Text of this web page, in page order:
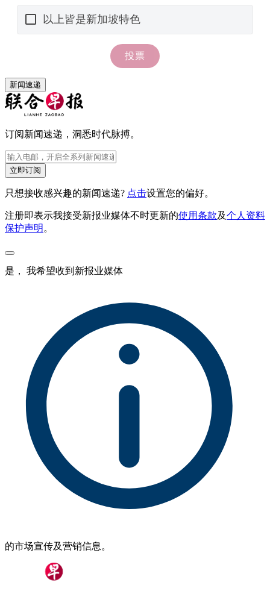
新闻速递
订阅新闻速递，洞悉时代脉搏。
立即订阅
只想接收感兴趣的新闻速递? 点击设置您的偏好。
注册即表示我接受新报业媒体不时更新的使用条款及个人资料
保护声明 。
是， 我希望收到新报业媒体
的市场宣传及营销信息。